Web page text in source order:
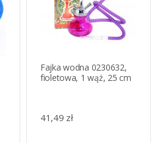
Fajka wodna 0230632,
fioletowa, 1 wąż, 25 cm
41,49 zł